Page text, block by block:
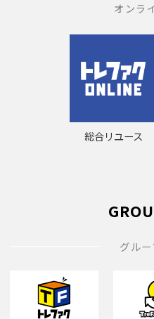
オンラ
総合リユース
グル